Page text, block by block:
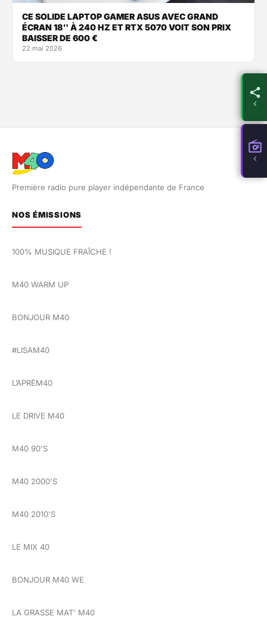
CE SOLIDE LAPTOP GAMER ASUS AVEC GRAND
ÉCRAN 18″ À 240 HZ ET RTX 5070 VOIT SON PRIX
BAISSER DE 600 €
22 mai 2026
Première radio pure player indépendante de France
NOS ÉMISSIONS
100% MUSIQUE FRAÎCHE !
M40 WARM UP
BONJOUR M40
#LISAM40
L’APRÈM40
LE DRIVE M40
M40 90'S
M40 2000'S
M40 2010'S
LE MIX 40
BONJOUR M40 WE
LA GRASSE MAT' M40